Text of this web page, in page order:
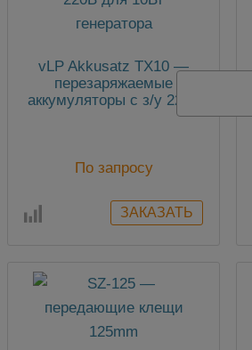
vLP Akkusatz TX10 —
перезаряжаемые
аккумуляторы с з/у 220В
для 10Вт генератора
По запросу